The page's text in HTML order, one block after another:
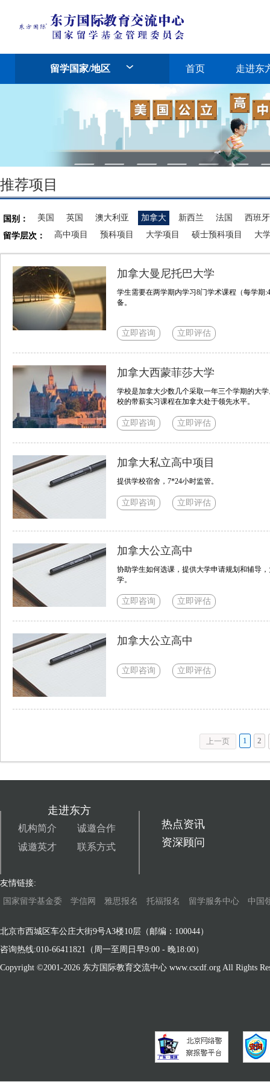
留学国家/地区 首页 走进东
推荐项目
国别： 美国 英国 澳大利亚 加拿大 新西兰 法国
西班牙
留学层次：
高中项目 预科项目 大学项目 硕士预科项目 大
加拿大曼尼托巴大学
学生需要在两学期内学习8门学术课程（每学期
备。
立即咨询 立即评估
加拿大西蒙菲莎大学
学校是加拿大少数几个采取一年三个学期的大
校的带薪实习课程在加拿大处于领先水平。
立即咨询 立即评估
加拿大私立高中项目
提供学校宿舍，7*24小时监管。
立即咨询 立即评估
加拿大公立高中
协助学生如何选课，提供大学申请规划和辅导
学。
立即咨询 立即评估
加拿大公立高中
立即咨询 立即评估
2
1
上一页
走进东方
机构简介
诚邀合作
诚邀英才
联系方式
热点资讯
资深顾问
友情链接:
国家留学基金委
学信网 雅思报名 托福报名 留学服务中心 中国
北京市西城区车公庄大街9号A3楼10层（邮编：100044）
咨询热线:010-66411821（周一至周日早9:00 - 晚18:00）
Copyright ©2001-2026 东方国际教育交流中心 www.cscdf.org All Rights